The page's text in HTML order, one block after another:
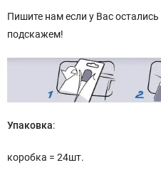
Пишите нам если у Вас
подскажем!
Упаковка:
коробка = 24шт.